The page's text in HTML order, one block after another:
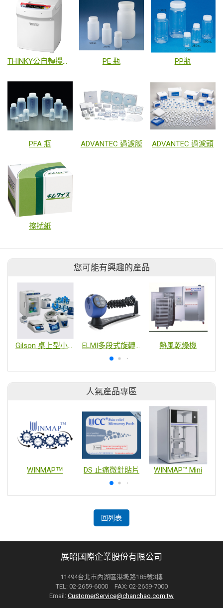
THINKY公自轉攪拌機 PE 瓶 PP瓶
PFA 瓶 ADVANTEC 過濾膜 ADVANTEC 過濾頭
擦拭紙
您可能有興趣的產品
Gilson 桌上型小儀器 ELMI多段式旋轉/震盪混合器 熱風乾燥機
人氣產品專區
WINMAPᵀᴹ DS 止痛微針貼片 WINMAP™ Mini
回列表
展昭國際企業股份有限公司
11494台北市內湖區港墘路185號3樓
TEL: 02-2659-6000 FAX: 02-2659-7000
Email: CustomerService@chanchao.com.tw